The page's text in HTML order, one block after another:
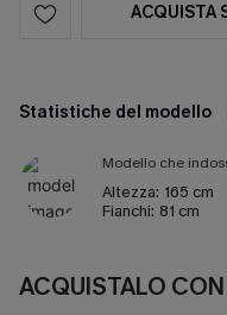
ACQUISTA
Statistiche del modello
Modello che
Altezza: 165 cm
Fianchi: 81 cm
ACQUISTALO CON